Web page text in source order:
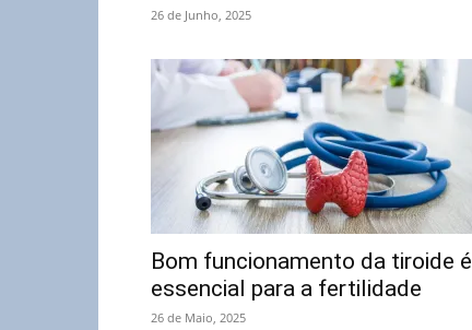
26 de Junho, 2025
Bom funcionamento da tiroide é
essencial para a fertilidade
26 de Maio, 2025